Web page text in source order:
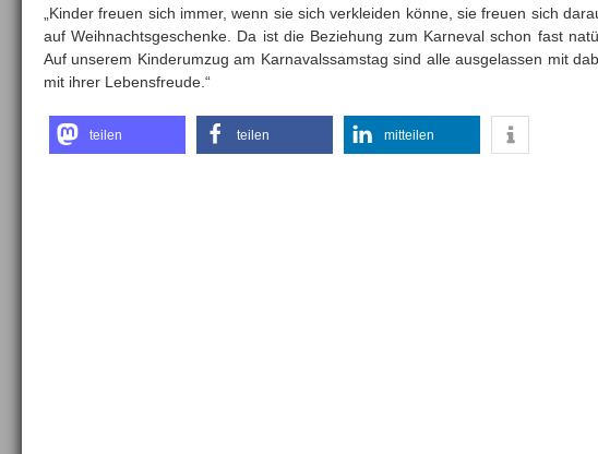
„Kinder freuen sich immer, wenn sie sich verkleiden könne, sie freuen sich
auf Weihnachtsgeschenke. Da ist die Beziehung zum Karneval schon fast
Auf unserem Kinderumzug am Karnavalssamstag sind alle ausgelassen mit
mit ihrer Lebensfreude.“
teilen teilen mitteilen